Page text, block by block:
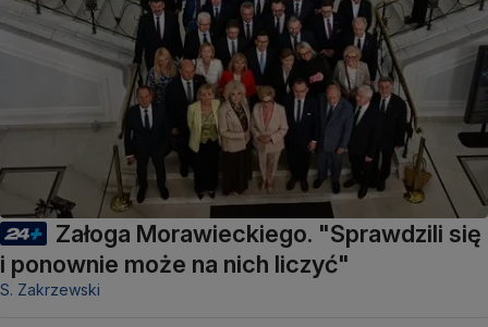
Załoga Morawieckiego. "Sprawdzili się
i ponownie może na nich liczyć"
S. Zakrzewski